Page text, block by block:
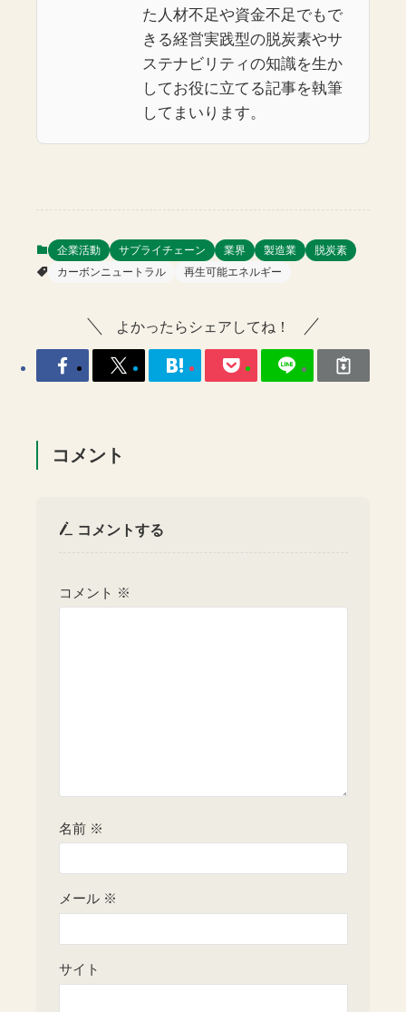
た人材不足や資金不足でもで
きる経営実践型の脱炭素やサ
ステナビリティの知識を生か
してお役に立てる記事を執筆
してまいります。
企業活動 サプライチェーン 業界 製造業
脱炭素
カーボンニュートラル
再生可能エネルギー
よかったらシェアしてね！
コメント
コメントする
コメント ※
名前 ※
メール ※
サイト